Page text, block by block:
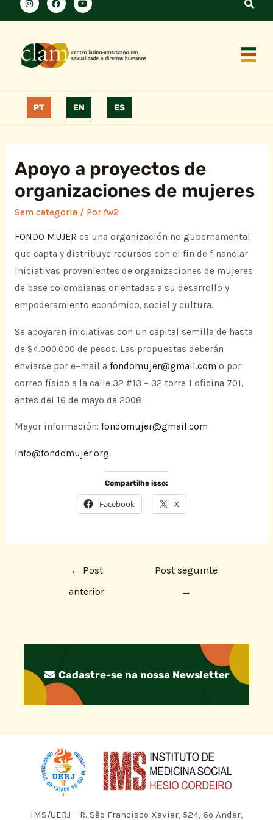
PT EN ES
Apoyo a proyectos de
organizaciones de mujeres
Sem categoria/ Por fw2
FONDO MUJER es una organización no gubernamental
que capta y distribuye recursos con el fin de financiar
iniciativas provenientes de organizaciones de mujeres
de base colombianas orientadas a su desarrollo y
empoderamiento económico, social y cultura.
Se apoyaran iniciativas con un capital semilla de hasta
de $4.000.000 de pesos. Las propuestas deberán
enviarse por e–mail a fondomujer@gmail.com o por
correo físico a la calle 32 #13 – 32 torre 1 oficina 701,
antes del 16 de mayo de 2008.
Mayor información: fondomujer@gmail.com
Info@fondomujer.org
Compartilhe isso:
Facebook X
← Post
anterior
Post seguinte
→
Cadastre-se na nossa Newsletter
IMS/UERJ – R. São Francisco Xavier, 524, 6º Andar,